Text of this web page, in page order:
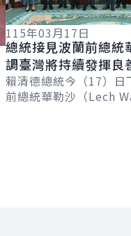
115年03月17日
總統接見波蘭前總
調臺灣將持續發揮
為全球民主韌性的貢
賴清德總統今（17）日
前總統華勒沙（Lech